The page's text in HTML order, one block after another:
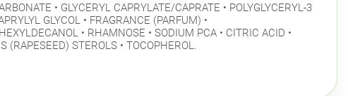
• GLYCERYL CAPRYLATE/CAPRATE • POLYGLYCERYL-3
GLYCOL • FRAGRANCE (PARFUM) •
• RHAMNOSE • SODIUM PCA • CITRIC ACID •
(RAPESEED) STEROLS • TOCOPHEROL.